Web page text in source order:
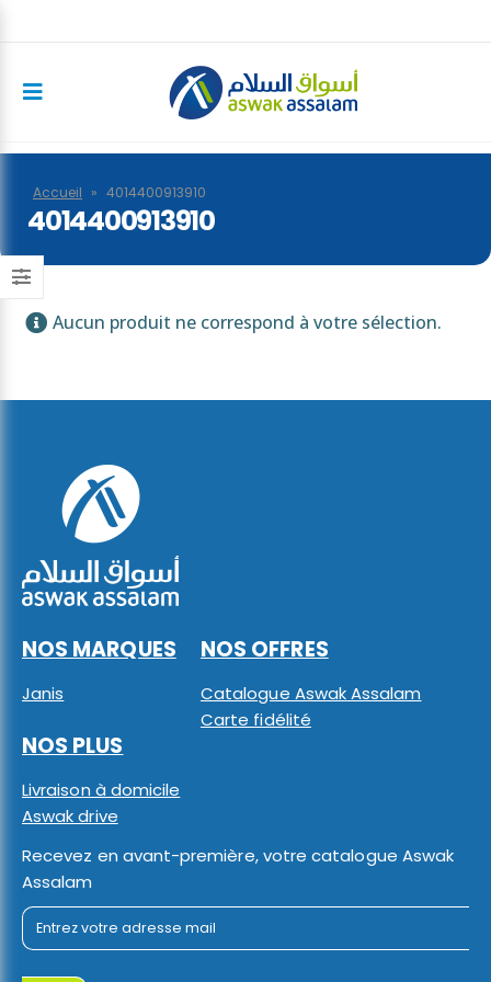
Accueil » 4014400913910
4014400913910
Aucun produit ne correspond à votre sélection.
NOS MARQUES
Janis
NOS OFFRES
Catalogue Aswak Assalam
Carte fidélité
NOS PLUS
Livraison à domicile
Aswak drive
Recevez en avant-première, votre catalogue Aswak
Assalam